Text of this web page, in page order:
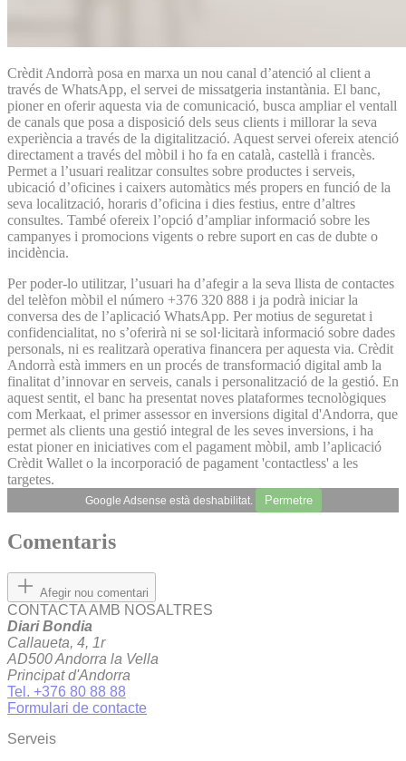
Crèdit Andorrà posa en marxa un nou canal d’atenció al client a
través de WhatsApp, el servei de missatgeria instantània. El banc,
pioner en oferir aquesta via de comunicació, busca ampliar el ventall
de canals que posa a disposició dels seus clients i millorar la seva
experiència a través de la digitalització. Aquest servei ofereix atenció
directament a través del mòbil i ho fa en català, castellà i francès.
Permet a l’usuari realitzar consultes sobre productes i serveis,
ubicació d’oficines i caixers automàtics més propers en funció de la
seva localització, horaris d’oficina i dies festius, entre d’altres
consultes. També ofereix l’opció d’ampliar informació sobre les
campanyes i promocions vigents o rebre suport en cas de dubte o
incidència.
Per poder-lo utilitzar, l’usuari ha d’afegir a la seva llista de contactes
del telèfon mòbil el número +376 320 888 i ja podrà iniciar la
conversa des de l’aplicació WhatsApp. Per motius de seguretat i
confidencialitat, no s’oferirà ni se sol·licitarà informació sobre dades
personals, ni es realitzarà operativa financera per aquesta via. Crèdit
Andorrà està immers en un procés de transformació digital amb la
finalitat d’innovar en serveis, canals i personalització de la gestió. En
aquest sentit, el banc ha presentat noves plataformes tecnològiques
com Merkaat, el primer assessor en inversions digital d'Andorra, que
permet als clients una gestió integral de les seves inversions, i ha
estat pioner en iniciatives com el pagament mòbil, amb l’aplicació
Crèdit Wallet o la incorporació de pagament 'contactless' a les
targetes.
Google Adsense està deshabilitat. Permetre
Comentaris
Afegir nou comentari
CONTACTA AMB NOSALTRES
Diari Bondia
Callaueta, 4, 1r
AD500 Andorra la Vella
Principat d'Andorra
Tel. +376 80 88 88
Formulari de contacte
Serveis